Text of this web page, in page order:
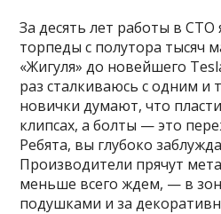
За десять лет работы в СТО
торпеды с полутора тысяч
«Жигуля» до новейшего
раз сталкиваюсь с одним и
новички думают, что
клипсах, а болты — это
Ребята, вы глубоко
Производители прячут
меньше всего ждем, — в
подушками и за